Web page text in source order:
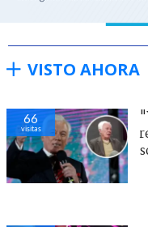
VISTO AHORA
66
visitas